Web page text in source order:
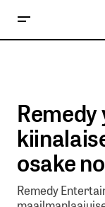
osake
Remedy